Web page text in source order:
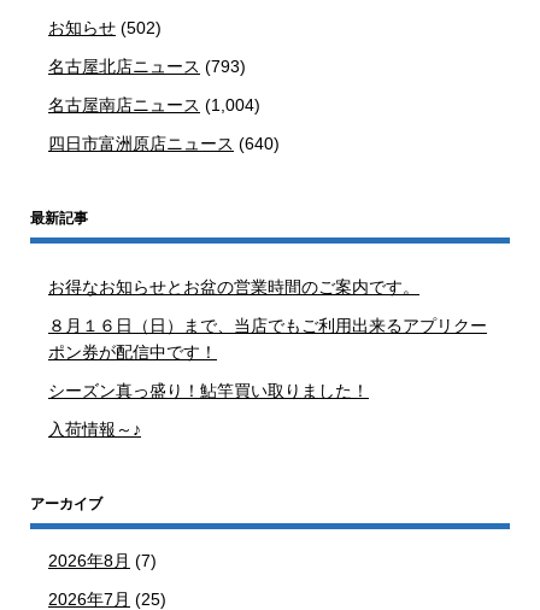
お知らせ (502)
名古屋北店ニュース (793)
名古屋南店ニュース (1,004)
四日市富洲原店ニュース (640)
最新記事
お得なお知らせとお盆の営業時間のご案内です。
８月１６日（日）まで、当店でもご利用出来るアプリクー
ポン券が配信中です！
シーズン真っ盛り！鮎竿買い取りました！
入荷情報～♪
アーカイブ
2026年8月 (7)
2026年7月 (25)